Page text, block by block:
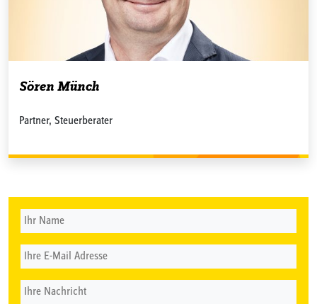
Sören Münch
Partner, Steuerberater